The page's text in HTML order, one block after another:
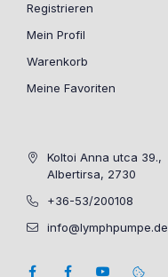
Registrieren
Mein Profil
Warenkorb
Meine Favoriten
Koltoi Anna utca 39.,
Albertirsa, 2730
+36-53/200108
info@lymphpumpe.de